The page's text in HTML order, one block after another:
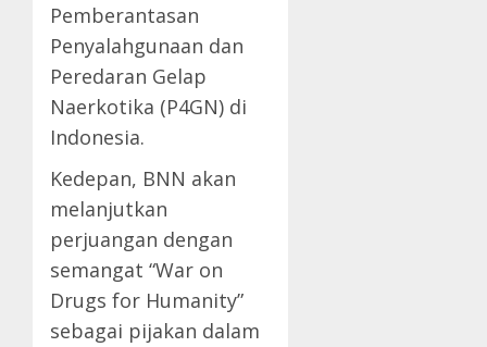
Pemberantasan
Penyalahgunaan dan
Peredaran Gelap
Naerkotika (P4GN) di
Indonesia.
Kedepan, BNN akan
melanjutkan
perjuangan dengan
semangat “War on
Drugs for Humanity”
sebagai pijakan dalam